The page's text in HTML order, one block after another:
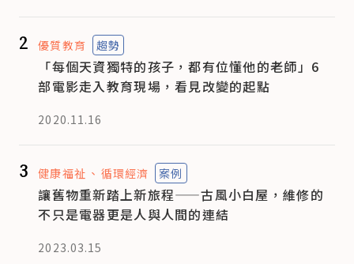
2 優質教育 趨勢
「每個天資獨特的孩子，都有位懂他的老師」6
部電影走入教育現場，看見改變的起點
2020.11.16
3 健康福祉 循環經濟 案例
讓舊物重新踏上新旅程——古風小白屋，維修的
不只是電器更是人與人間的連結
2023.03.15